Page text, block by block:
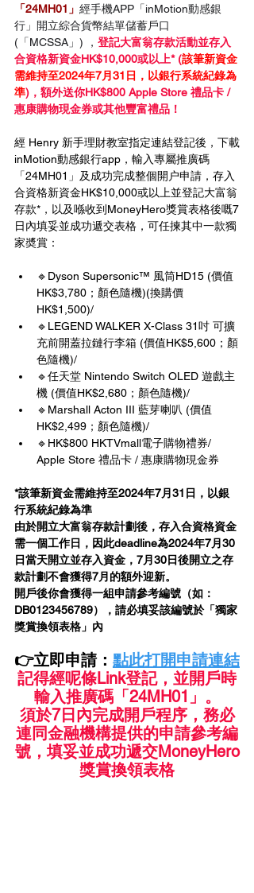
「24MH01」 經手機APP「inMotion動感銀
行」開立綜合貨幣結單儲蓄戶口
(「MCSSA」) ， 登記大富翁存款活動並存入
合資格新資金HK$10,000或以上* (該筆新資金
需維持至2024年7月31日，以銀行系統紀錄為
準)，額外送你HK$800 Apple Store 禮品卡 /
惠康購物現金券或其他豐富禮品！
經 Henry 新手理財教室指定連結登記後，下載
inMotion動感銀行app，輸入專屬推廣碼
「24MH01」及成功完成整個開户申請，存入
合資格新資金HK$10,000或以上並登記大富翁
存款*，以及喺收到MoneyHero獎賞表格後嘅7
日內填妥並成功遞交表格，可任揀其中一款獨
家奬賞：
🔹Dyson Supersonic™ 風筒HD15 (價值
HK$3,780；顏色隨機)(換購價
HK$1,500)/
🔹LEGEND WALKER X-Class 31吋 可擴
充前開蓋拉鏈行李箱 (價值HK$5,600；顏
色隨機)/
🔹任天堂 Nintendo Switch OLED 遊戲主
機 (價值HK$2,680；顏色隨機)/
🔹Marshall Acton III 藍芽喇叭 (價值
HK$2,499；顏色隨機)/
🔹HK$800 HKTVmall電子購物禮券/
Apple Store 禮品卡 / 惠康購物現金券
*該筆新資金需維持至2024年7月31日，以銀
行系統紀錄為準
由於開立大富翁存款計劃後，存入合資格資金
需一個工作日，因此deadline為2024年7月30
日當天開立並存入資金，7月30日後開立之存
款計劃不會獲得7月的額外迎新。
開戶後你會獲得一組申請參考編號（如：
DB0123456789），請必填妥該編號於「獨家
獎賞換領表格」內
👉立即申請： 點此打開申請連結
記得經呢條Link登記，並開戶時
輸入推廣碼「24MH01」。
須於7日內完成開戶程序，務必
連同金融機構提供的申請參考編
號，填妥並成功遞交MoneyHero
獎賞換領表格